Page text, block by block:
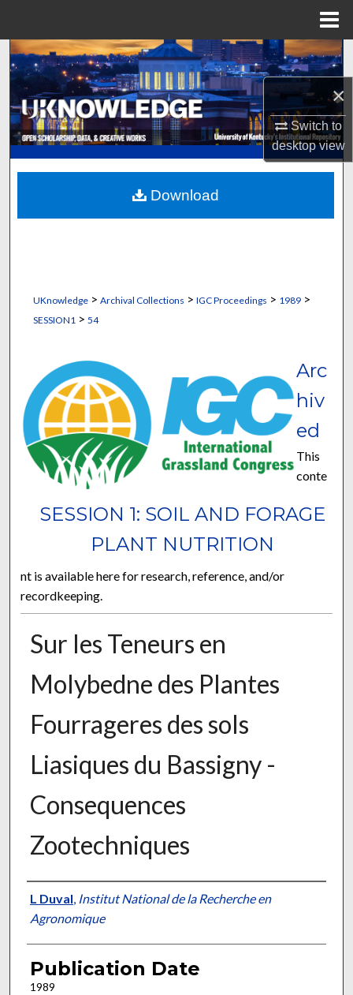
×
Switch to
desktopview
Search
Browse Collections
My Account
About
Digital Commons Network™
UKnowledge> Archival Collections > IGC Proceedings > 1989>
SESSION1 > 54
SESSION 1: SOIL AND FORAGE
PLANT NUTRITION
Arc
hiv
ed
This
conte
nt is available here for research, reference, and/or
recordkeeping.
Sur les Teneurs en
Molybedne des Plantes
Fourrageres des sols
Liasiques du Bassigny -
Consequences
Zootechniques
Presenter Information
L Duval, Institut National de la Recherche en
Agronomique
Publication Date
1989
Download